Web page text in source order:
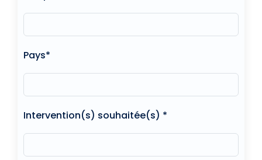
Pays*
Intervention(s) souhaitée(s) *